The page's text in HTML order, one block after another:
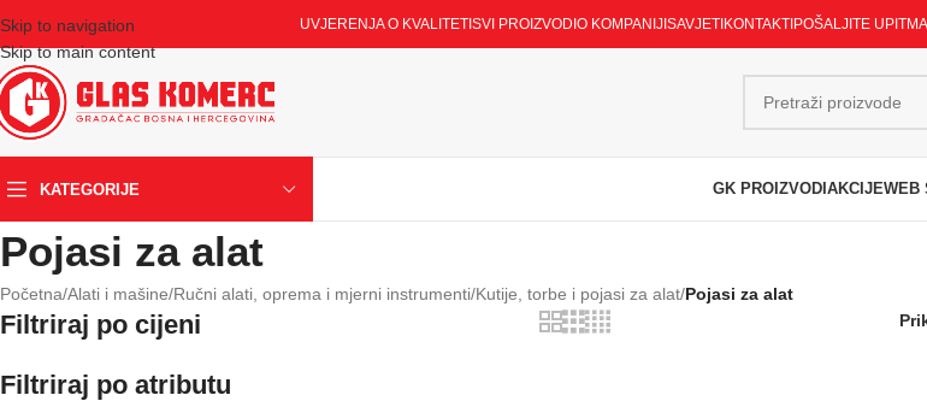
Skip to navigation
Skip to main content
UVJERENJA O KVALITETI SVI PROIZVODI O KOMPANIJI SAVJETI KONTAKTI POŠALJITE UPIT
KATEGORIJE GK PROIZVODI AKCIJEWEB
Pojasi za alat
Početna/Alati i mašine/Ručni alati, oprema i mjerni instrumenti/Kutije, torbe i pojasi za alat/Pojasi za alat
Filtriraj po cijeni
Filtriraj po atributu